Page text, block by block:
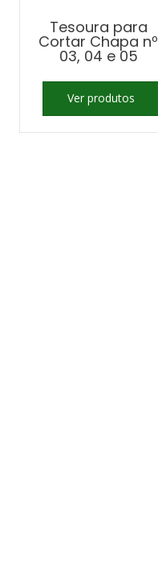
Tesoura para
Cortar Chapa nº
03, 04 e 05
Ver produtos